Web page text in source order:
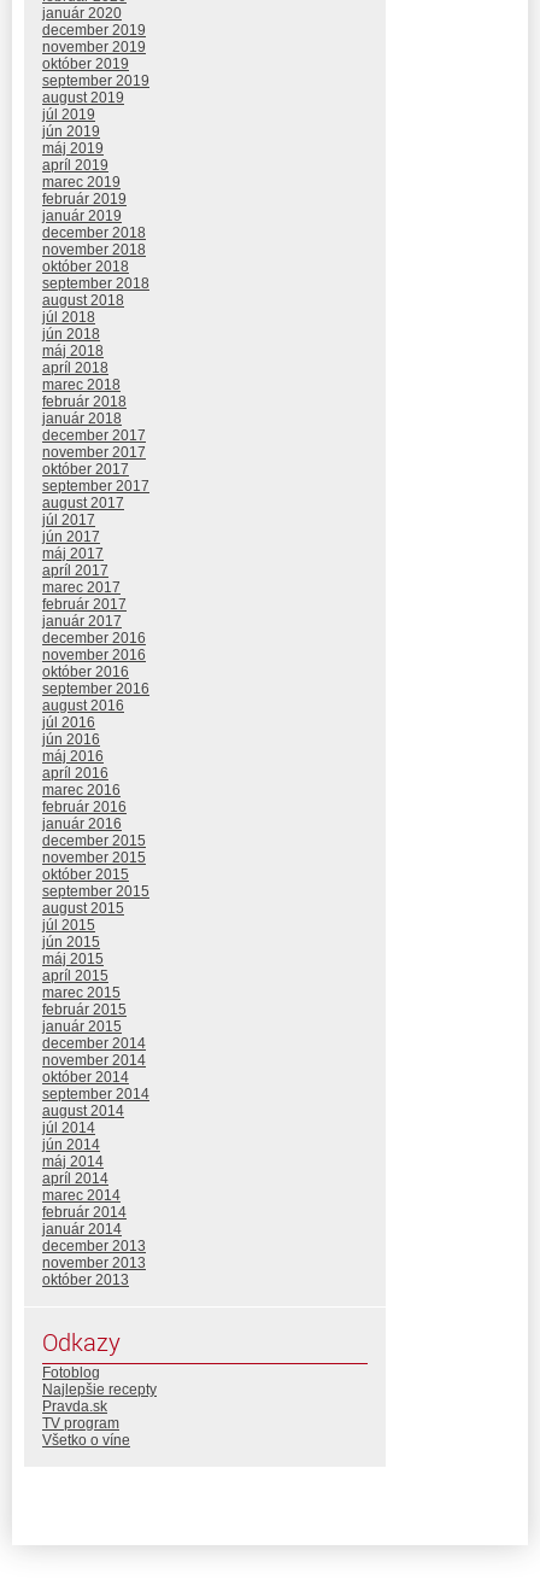
január 2020
december 2019
november 2019
október 2019
september 2019
august 2019
júl 2019
jún 2019
máj 2019
apríl 2019
marec 2019
február 2019
január 2019
december 2018
november 2018
október 2018
september 2018
august 2018
júl 2018
jún 2018
máj 2018
apríl 2018
marec 2018
február 2018
január 2018
december 2017
november 2017
október 2017
september 2017
august 2017
júl 2017
jún 2017
máj 2017
apríl 2017
marec 2017
február 2017
január 2017
december 2016
november 2016
október 2016
september 2016
august 2016
júl 2016
jún 2016
máj 2016
apríl 2016
marec 2016
február 2016
január 2016
december 2015
november 2015
október 2015
september 2015
august 2015
júl 2015
jún 2015
máj 2015
apríl 2015
marec 2015
február 2015
január 2015
december 2014
november 2014
október 2014
september 2014
august 2014
júl 2014
jún 2014
máj 2014
apríl 2014
marec 2014
február 2014
január 2014
december 2013
november 2013
október 2013
Odkazy
Fotoblog
Najlepšie recepty
Pravda.sk
TV program
Všetko o víne